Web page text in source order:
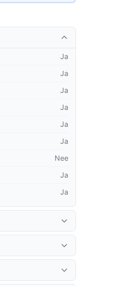
Ja
Ja
Ja
Ja
Ja
Ja
Nee
Ja
Ja